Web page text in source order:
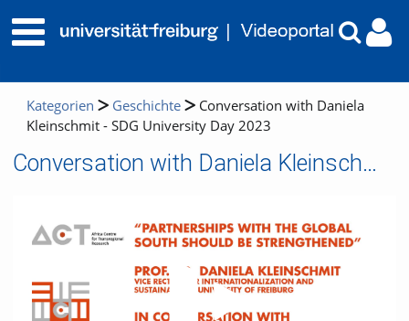
Kategorien Geschichte
Conversation with Daniela
Kleinschmit - SDG University Day 2023
Conversation with Daniela Kleinschmit - SDG University Day 2023